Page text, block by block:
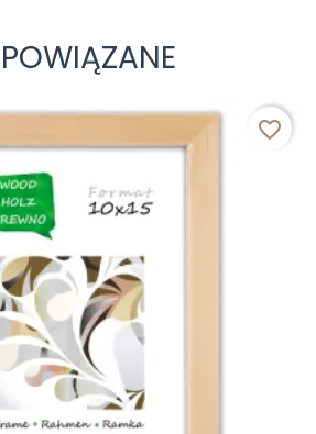
favorite_border